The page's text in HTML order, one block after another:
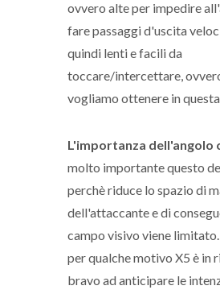
ovvero alte per impedire
fare passaggi d'uscita
quindi lenti e facili da
toccare/intercettare,
vogliamo ottenere in
L'importanza dell'angolo
molto importante questo
perchè riduce lo spazio di
dell'attaccante e di
campo visivo viene
per qualche motivo X5 è in
bravo ad anticipare le